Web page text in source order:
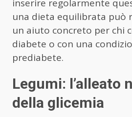
inserire regolarmente
una dieta equilibrata può
un aiuto concreto per chi
diabete o con una
prediabete.
Legumi: l’alleato
della glicemia